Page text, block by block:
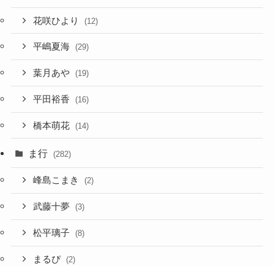
花咲ひより (12)
平嶋夏海 (29)
葉月あや (19)
平田裕香 (16)
橋本萌花 (14)
ま行 (282)
峰島こまき (2)
武藤十夢 (3)
松平璃子 (8)
まるぴ (2)